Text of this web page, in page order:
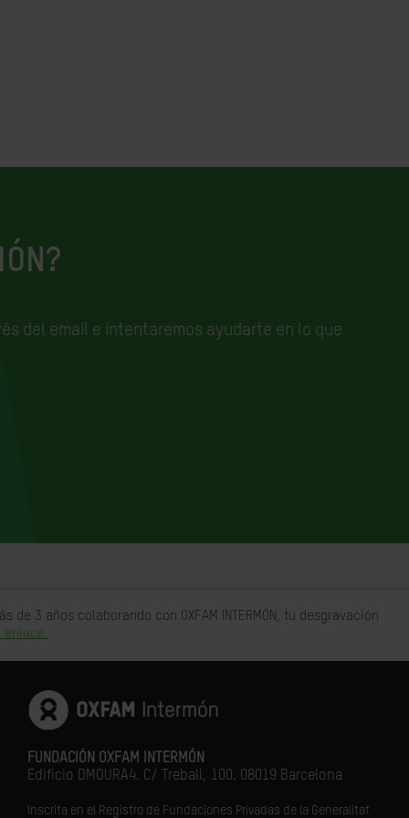
del email e intentaremos ayudarte en lo que
3 años colaborando con OXFAM INTERMÓN, tu desgravación
enlace.
FUNDACIÓN OXFAM INTERMÓN
Edificio DMOURA4. C/ Treball, 100. 08019 Barcelona
Inscrita en el Registro de Fundaciones Privadas de la Generalitat